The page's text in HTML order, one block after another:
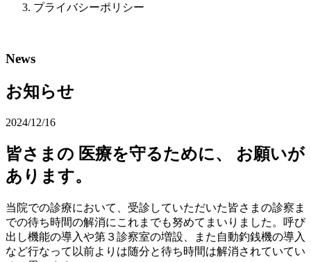
プライバシーポリシー
News
お知らせ
2024/12/16
皆さまの 医療を守るために、 お願いが
あります。
当院での診療において、受診していただいた皆さまの診察ま
での待ち時間の解消にこれまでも努めてまいりました。呼び
出し機能の導入や第３診察室の増設、また自動釣銭機の導入
など行なって以前よりは随分と待ち時間は解消されていてい